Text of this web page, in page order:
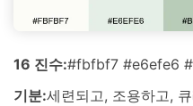
16 진수:#fbfbf7 #e6efe6
기분:세련되고, 조용하고,